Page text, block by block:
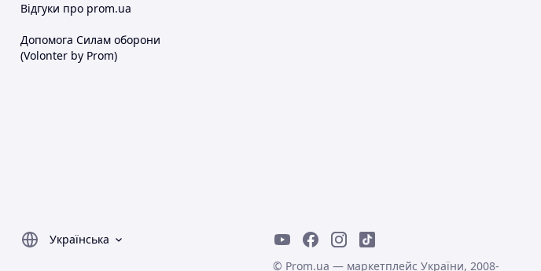
Відгуки про prom.ua
Допомога Силам оборони
(Volonter by Prom)
Українська
© Prom.ua — маркетплейс України, 2008-